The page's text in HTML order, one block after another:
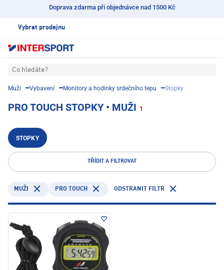
Doprava zdarma při objednávce nad 1500 Kč
Vybrat prodejnu
Co hledáte?
Muži Vybavení Monitory a hodinky srdečního tepu Stopky
PRO TOUCH STOPKY • MUŽI 1
STOPKY
TŘÍDIT A FILTROVAT
MUŽI PRO TOUCH ODSTRANIT FILTR